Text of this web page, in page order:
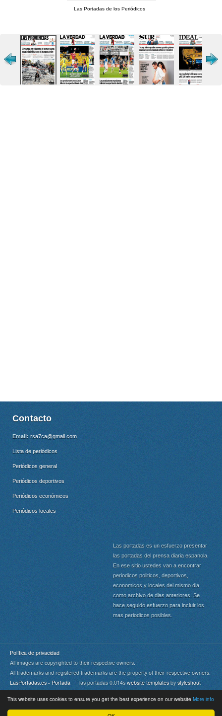
This website uses cookies to ensure you get the best experience on our website More info
Las Portadas de los Periódicos
Contacto
Email: rsa7ca@gmail.com
Lista de periódicos
Periódicos general
Periódicos deportivos
Periódicos económicos
Periódicos locales
Las portadas es un esfuerzo presentar
las portadas del prensa diaria espanola.
En ese sitio ustedes van a encontrar
periodicos politicos, deportivos,
economicos y locales del mismo dia
como archivo de dias anteriores. Se
hace seguido esfuerzo para incluir los
mas periodicos posibles.
Política de privacidad
All images are copyrighted to their respective owners.
All trademarks and registered trademarks are the property of their respective owners.
LasPortadas.es - Portada las portadas 0.014s website templates by styleshout